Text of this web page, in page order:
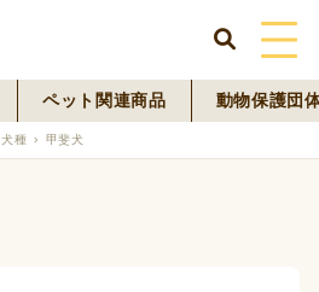
HOME
ペット関連商品 動物保護団
犬種 甲斐犬